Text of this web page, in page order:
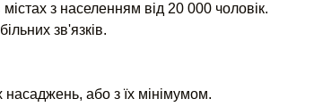
з населенням від 20 000 чоловік.
зв'язків.
насаджень, або з їх мінімумом.